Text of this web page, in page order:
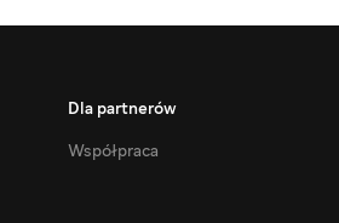
Dla partnerów
Współpraca